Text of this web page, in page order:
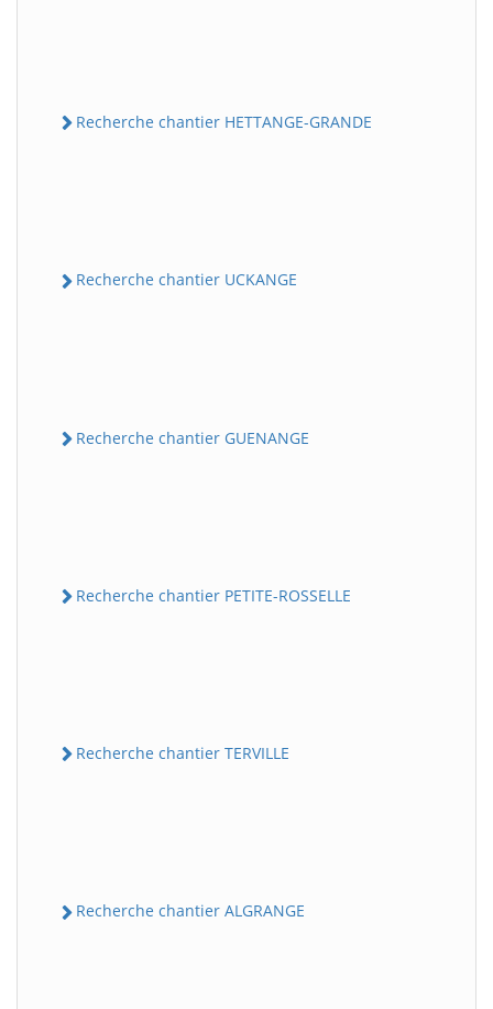
Recherche chantier HETTANGE-GRANDE
Recherche chantier UCKANGE
Recherche chantier GUENANGE
Recherche chantier PETITE-ROSSELLE
Recherche chantier TERVILLE
Recherche chantier ALGRANGE